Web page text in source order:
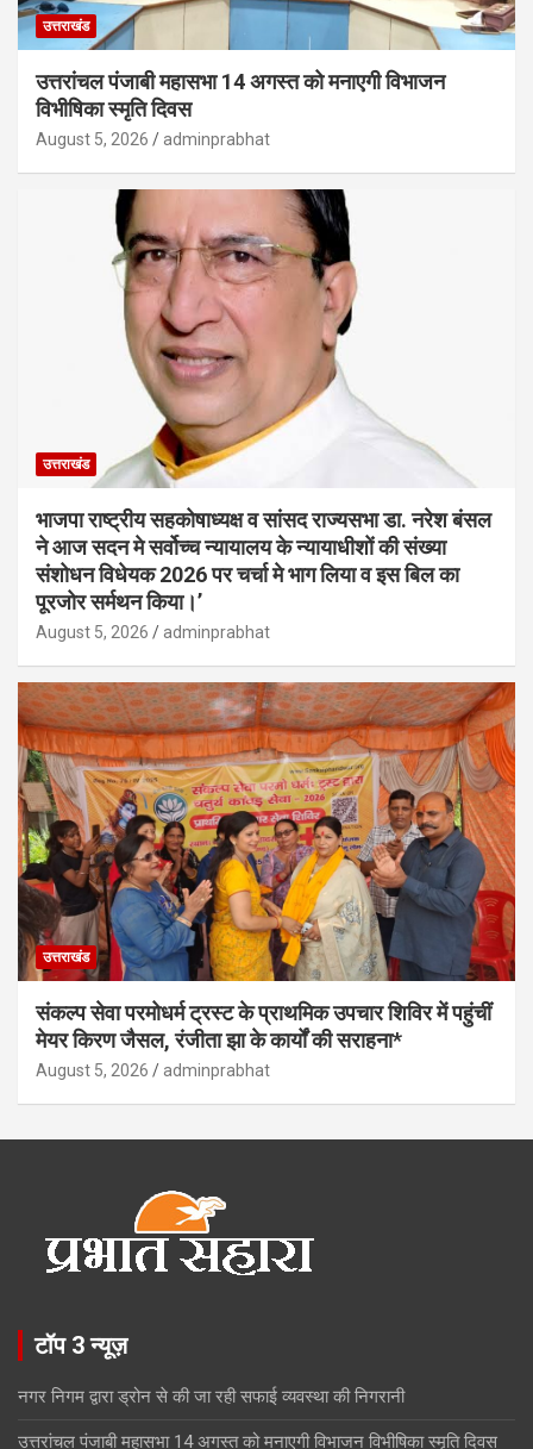
उत्तराखंड
उत्तरांचल पंजाबी महासभा 14 अगस्त को मनाएगी विभाजन
विभीषिका स्मृति दिवस
August 5, 2026 adminprabhat
उत्तराखंड
भाजपा राष्ट्रीय सहकोषाध्यक्ष व सांसद राज्यसभा डा. नरेश बंसल
ने आज सदन मे सर्वोच्च न्यायालय के न्यायाधीशों की संख्या
संशोधन विधेयक 2026 पर चर्चा मे भाग लिया व इस बिल का
पूरजोर सर्मथन किया।’
August 5, 2026 adminprabhat
उत्तराखंड
संकल्प सेवा परमोधर्म ट्रस्ट के प्राथमिक उपचार शिविर में पहुंचीं
मेयर किरण जैसल, रंजीता झा के कार्यों की सराहना*
August 5, 2026 adminprabhat
टॉप 3 न्यूज़
नगर निगम द्वारा ड्रोन से की जा रही सफाई व्यवस्था की निगरानी
उत्तरांचल पंजाबी महासभा 14 अगस्त को मनाएगी विभाजन विभीषिका स्मृति दिवस